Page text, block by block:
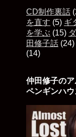
CD制作裏話
を直す (5) ギ
を学ぶ (15)
田修子話 (24)
(14)
仲田修子の
ペンギン